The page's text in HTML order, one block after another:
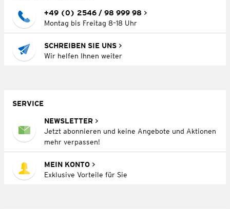
+49 (0) 2546 / 98 999 98
Montag bis Freitag 8–18 Uhr
SCHREIBEN SIE UNS
Wir helfen Ihnen weiter
SERVICE
NEWSLETTER
Jetzt abonnieren und keine Angebote und Aktionen
mehr verpassen!
MEIN KONTO
Exklusive Vorteile für Sie